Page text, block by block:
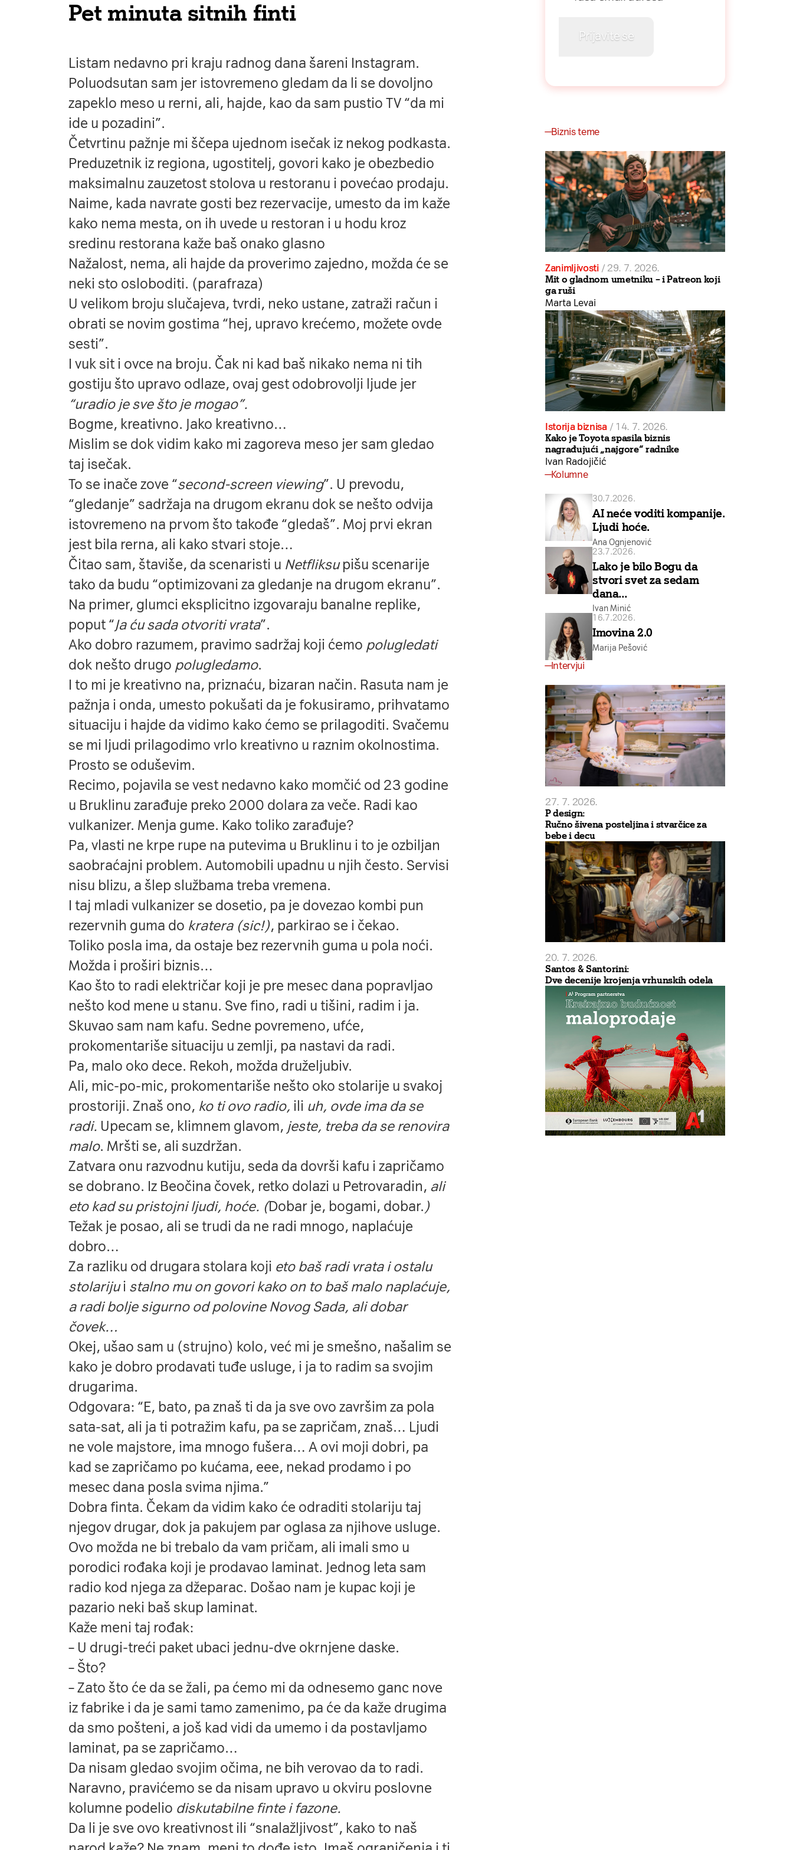
Pet minuta sitnih finti
Listam nedavno pri kraju radnog dana šareni Instagram.
Poluodsutan sam jer istovremeno gledam da li se dovoljno
zapeklo meso u rerni, ali, hajde, kao da sam pustio TV “da mi
ide u pozadini”.
Četvrtinu pažnje mi ščepa ujednom isečak iz nekog podkasta.
Preduzetnik iz regiona, ugostitelj, govori kako je obezbedio
maksimalnu zauzetost stolova u restoranu i povećao prodaju.
Naime, kada navrate gosti bez rezervacije, umesto da im kaže
kako nema mesta, on ih uvede u restoran i u hodu kroz
sredinu restorana kaže baš onako glasno
Nažalost, nema, ali hajde da proverimo zajedno, možda će se
neki sto osloboditi. (parafraza)
U velikom broju slučajeva, tvrdi, neko ustane, zatraži račun i
obrati se novim gostima “hej, upravo krećemo, možete ovde
sesti”.
I vuk sit i ovce na broju. Čak ni kad baš nikako nema ni tih
gostiju što upravo odlaze, ovaj gest odobrovolji ljude jer
“uradio je sve što je mogao”.
Bogme, kreativno. Jako kreativno…
Mislim se dok vidim kako mi zagoreva meso jer sam gledao
taj isečak.
To se inače zove “second-screen viewing”. U prevodu,
“gledanje” sadržaja na drugom ekranu dok se nešto odvija
istovremeno na prvom što takođe “gledaš”. Moj prvi ekran
jest bila rerna, ali kako stvari stoje…
Čitao sam, štaviše, da scenaristi u Netfliksupišu scenarije
tako da budu “optimizovani za gledanje na drugom ekranu”.
Na primer, glumci eksplicitno izgovaraju banalne replike,
poput “Ja ću sada otvoriti vrata”.
Ako dobro razumem, pravimo sadržaj koji ćemo polugledati
dok nešto drugo polugledamo.
I to mi je kreativno na, priznaću, bizaran način. Rasuta nam je
pažnja i onda, umesto pokušati da je fokusiramo, prihvatamo
situaciju i hajde da vidimo kako ćemo se prilagoditi. Svačemu
se mi ljudi prilagodimo vrlo kreativno u raznim okolnostima.
Prosto se oduševim.
Recimo, pojavila se vest nedavno kako momčić od 23 godine
u Bruklinu zarađuje preko 2000 dolara za veče. Radi kao
vulkanizer. Menja gume. Kako toliko zarađuje?
Pa, vlasti ne krpe rupe na putevima u Bruklinu i to je ozbiljan
saobraćajni problem. Automobili upadnu u njih često. Servisi
nisu blizu, a šlep službama treba vremena.
I taj mladi vulkanizer se dosetio, pa je dovezao kombi pun
rezervnih guma do kratera (sic!), parkirao se i čekao.
Toliko posla ima, da ostaje bez rezervnih guma u pola noći.
Možda i proširi biznis…
Kao što to radi električar koji je pre mesec dana popravljao
nešto kod mene u stanu. Sve fino, radi u tišini, radim i ja.
Skuvao sam nam kafu. Sedne povremeno, ufće,
prokomentariše situaciju u zemlji, pa nastavi da radi.
Pa, malo oko dece. Rekoh, možda druželjubiv.
Ali, mic-po-mic, prokomentariše nešto oko stolarije u svakoj
prostoriji. Znaš ono, ko ti ovo radio, ili uh, ovde ima da se
radi. Upecam se, klimnem glavom, jeste, treba da se renovira
malo. Mršti se, ali suzdržan.
Zatvara onu razvodnu kutiju, seda da dovrši kafu i zapričamo
se dobrano. Iz Beočina čovek, retko dolazi u Petrovaradin, ali
eto kad su pristojni ljudi, hoće. (Dobar je, bogami, dobar.)
Težak je posao, ali se trudi da ne radi mnogo, naplaćuje
dobro…
Za razliku od drugara stolara koji eto baš radi vrata i ostalu
stolarijui stalno mu on govori kako on to baš malo naplaćuje,
a radi bolje sigurno od polovine Novog Sada, ali dobar
čovek…
Okej, ušao sam u (strujno) kolo, već mi je smešno, našalim se
kako je dobro prodavati tuđe usluge, i ja to radim sa svojim
drugarima.
Odgovara: “E, bato, pa znaš ti da ja sve ovo završim za pola
sata-sat, ali ja ti potražim kafu, pa se zapričam, znaš… Ljudi
ne vole majstore, ima mnogo fušera… A ovi moji dobri, pa
kad se zapričamo po kućama, eee, nekad prodamo i po
mesec dana posla svima njima.”
Dobra finta. Čekam da vidim kako će odraditi stolariju taj
njegov drugar, dok ja pakujem par oglasa za njihove usluge.
Ovo možda ne bi trebalo da vam pričam, ali imali smo u
porodici rođaka koji je prodavao laminat. Jednog leta sam
radio kod njega za džeparac. Došao nam je kupac koji je
pazario neki baš skup laminat.
Kaže meni taj rođak:
– U drugi-treći paket ubaci jednu-dve okrnjene daske.
– Što?
– Zato što će da se žali, pa ćemo mi da odnesemo ganc nove
iz fabrike i da je sami tamo zamenimo, pa će da kaže drugima
da smo pošteni, a još kad vidi da umemo i da postavljamo
laminat, pa se zapričamo…
Da nisam gledao svojim očima, ne bih verovao da to radi.
Naravno, pravićemo se da nisam upravo u okviru poslovne
kolumne podelio diskutabilne finte i fazone.
Da li je sve ovo kreativnost ili “snalažljivost”, kako to naš
Biznis teme
Zanimljivosti / 29. 7. 2026.
Mit o gladnom umetniku – i Patreon koji
ga ruši
Marta Levai
Istorija biznisa / 14. 7. 2026.
Kako je Toyota spasila biznis
nagrađujući „najgore“ radnike
Ivan Radojičić
Kolumne
30.7.2026.
AI neće voditi kompanije.
Ljudi hoće.
Ana Ognjenović
23.7.2026.
Lako je bilo Bogu da
stvori svet za sedam
dana…
Ivan Minić
16.7.2026.
Imovina 2.0
Marija Pešović
Intervjui
27. 7. 2026.
P design:
Ručno šivena posteljina i stvarčice za
bebe i decu
20. 7. 2026.
Santos & Santorini:
Dve decenije krojenja vrhunskih odela